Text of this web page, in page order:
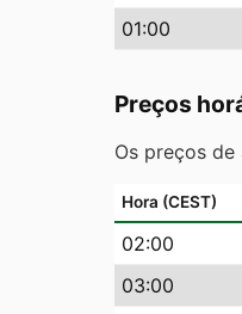
01:00
Preços
Os preços
Hora (CEST)
02:00
03:00